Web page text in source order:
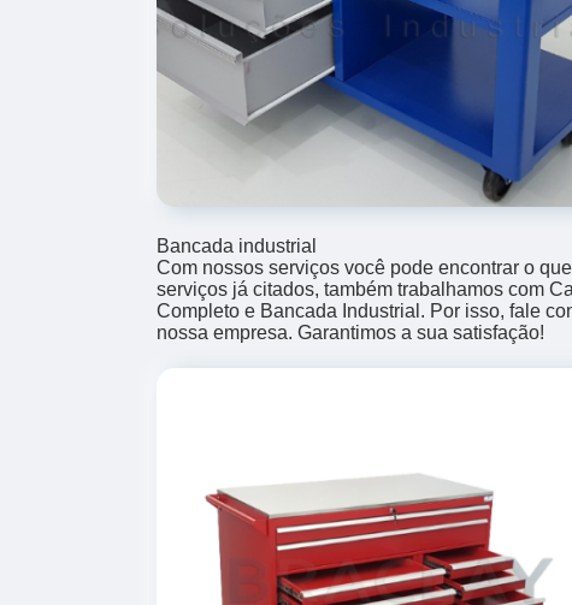
Bancada industrial
Com nossos serviços você pode encontrar o
serviços já citados, também trabalhamos com
Completo e Bancada Industrial. Por isso, fale
nossa empresa. Garantimos a sua satisfação!